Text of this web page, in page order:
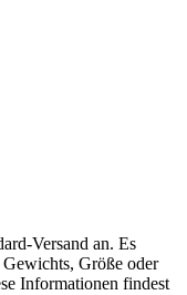
Versand an. Es
Größe oder
Informationen findest